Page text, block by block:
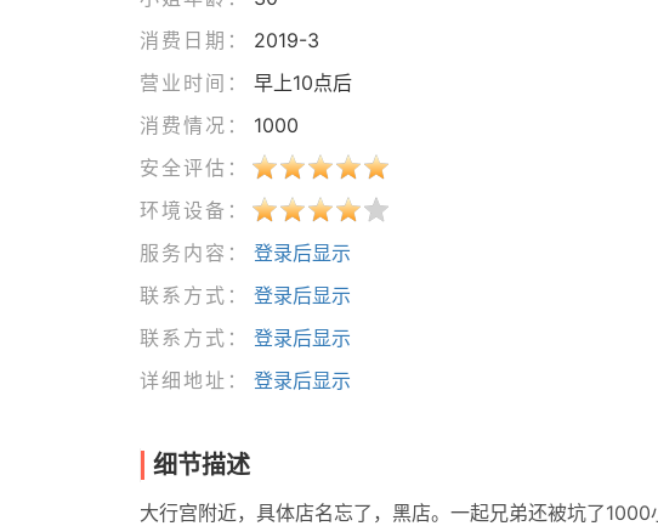
消费日期：
2019-3
营业时间：
早上10点后
消费情况：
1000
安全评估：
环境设备：
服务内容：
登录后显示
联系方式：
登录后显示
联系方式：
登录后显示
详细地址：
登录后显示
细节描述
大行宫附近，具体店名忘了，黑店。一起兄弟还被坑了1000